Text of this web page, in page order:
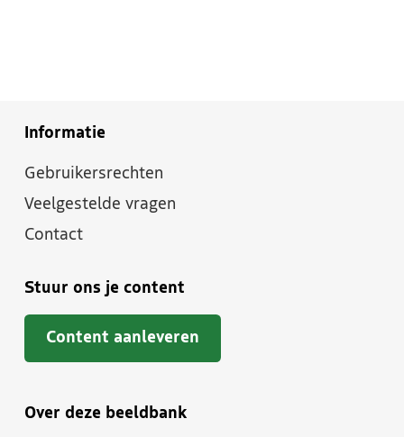
Informatie
Gebruikersrechten
Veelgestelde vragen
Contact
Stuur ons je content
Content aanleveren
Over deze beeldbank